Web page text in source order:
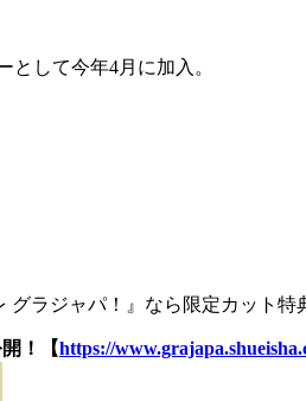
して今年4月に加入。
ラジャパ！』なら限定カット特
！【https://